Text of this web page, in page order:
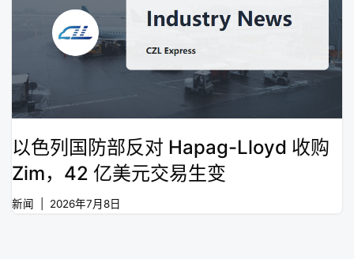
以色列国防部反对 Hapag-Lloyd 收购
Zim，42 亿美元交易生变
新闻 2026年7月8日